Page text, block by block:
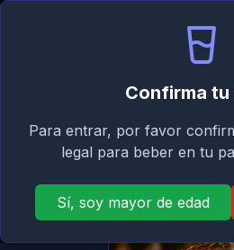
Confirma tu
Para entrar, por favor
legal para beber en tu
Sí, soy mayor de edad
Atrás